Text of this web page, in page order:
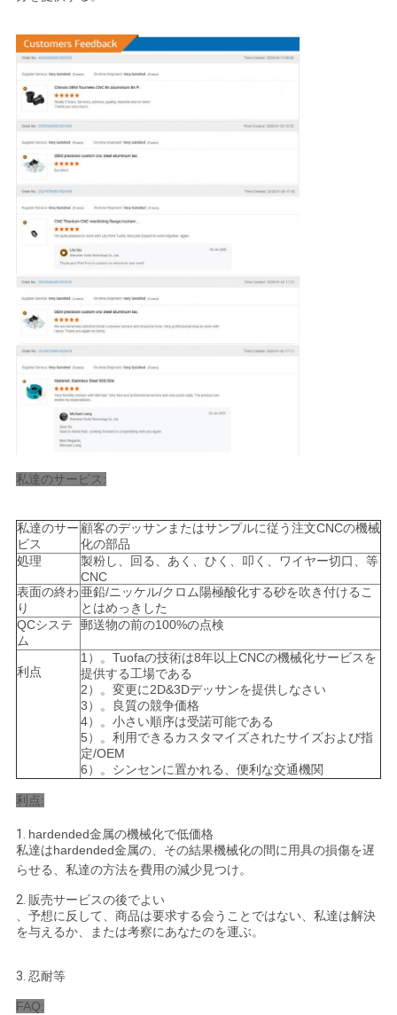
私達のサービス:
私達のサー
ビス
顧客のデッサンまたはサンプルに従う注文CNCの機械
化の部品
処理
製粉し、回る、あく、ひく、叩く、ワイヤー切口、等
CNC
表面の終わ
り
亜鉛/ニッケル/クロム陽極酸化する砂を吹き付けるこ
とはめっきした
QCシステ
ム
郵送物の前の100%の点検
利点
1）。Tuofaの技術は8年以上CNCの機械化サービスを
提供する工場である
2）。変更に2D&3Dデッサンを提供しなさい
3）。良質の競争価格
4）。小さい順序は受諾可能である
5）。利用できるカスタマイズされたサイズおよび指
定/OEM
6）。シンセンに置かれる、便利な交通機関
利点:
1. hardended金属の機械化で低価格
私達はhardended金属の、その結果機械化の間に用具の損傷を遅
らせる、私達の方法を費用の減少見つけ。
2. 販売サービスの後でよい
、予想に反して、商品は要求する会うことではない、私達は解決
を与えるか、または考察にあなたのを運ぶ。
3. 忍耐等
FAQ: